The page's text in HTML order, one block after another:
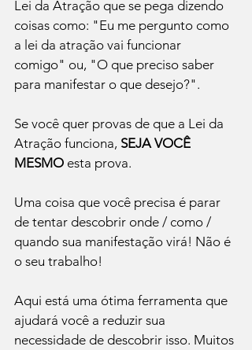
Lei da Atração que se pega dizendo
coisas como: "Eu me pergunto como
a lei da atração vai funcionar
comigo" ou, "O que preciso saber
para manifestar o que desejo?".
Se você quer provas de que a Lei da
Atração funciona, SEJA VOCÊ
MESMO esta prova.
Uma coisa que você precisa é parar
de tentar descobrir onde / como /
quando sua manifestação virá! Não é
o seu trabalho!
Aqui está uma ótima ferramenta que
ajudará você a reduzir sua
necessidade de descobrir isso. Muitos